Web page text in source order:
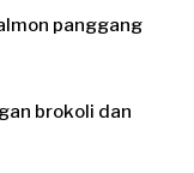
panggang
brokoli dan